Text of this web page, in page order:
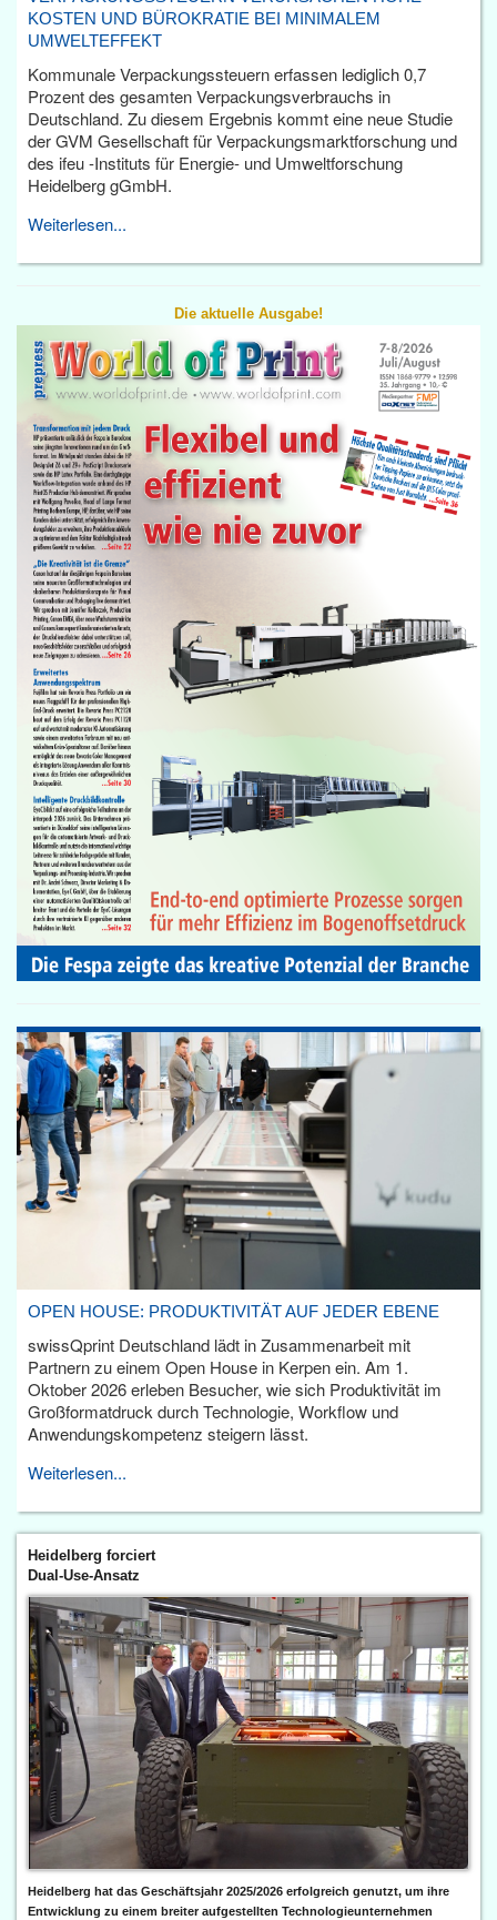
KOSTEN UND BÜROKRATIE BEI MINIMALEM
UMWELTEFFEKT
Kommunale Verpackungssteuern erfassen lediglich 0,7
Prozent des gesamten Verpackungsverbrauchs in
Deutschland. Zu diesem Ergebnis kommt eine neue Studie
der GVM Gesellschaft für Verpackungsmarktforschung und
des ifeu -Instituts für Energie- und Umweltforschung
Heidelberg gGmbH.
Weiterlesen...
Die aktuelle Ausgabe!
OPEN HOUSE: PRODUKTIVITÄT AUF JEDER EBENE
swissQprint Deutschland lädt in Zusammenarbeit mit
Partnern zu einem Open House in Kerpen ein. Am 1.
Oktober 2026 erleben Besucher, wie sich Produktivität im
Großformatdruck durch Technologie, Workflow und
Anwendungskompetenz steigern lässt.
Weiterlesen...
Heidelberg forciert
Dual-Use-Ansatz
Heidelberg hat das Geschäftsjahr 2025/2026 erfolgreich genutzt, um ihre
Entwicklung zu einem breiter aufgestellten Technologieunternehmen